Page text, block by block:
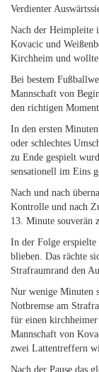
Verdienter
Nach der Heimpleite
Kovacic und
Kirchheim und wollte
Bei bestem
Mannschaft von
den richtigen
In den ersten
oder schlechtes
zu Ende gespielt
sensationell im Eins
Nach und nach
Kontrolle und nach
13. Minute souverän
In der Folge erspielte
blieben. Das rächte
Strafraumrand den
Nur wenige Minuten
Notbremse am
für einen
Mannschaft von
zwei Lattentreffern
Nach der Pause das